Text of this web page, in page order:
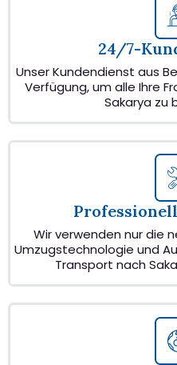
24/7-
Unser Kundendienst aus
Verfügung, um alle Ihre
Sakarya zu
Wir verwenden nur die
Umzugstechnologie und
Transport nach